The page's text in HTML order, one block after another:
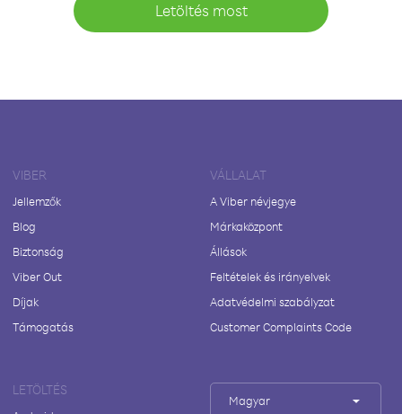
Letöltés most
VIBER
Jellemzők
Blog
Biztonság
Viber Out
Díjak
Támogatás
VÁLLALAT
A Viber névjegye
Márkaközpont
Állások
Feltételek és irányelvek
Adatvédelmi szabályzat
Customer Complaints Code
LETÖLTÉS
Magyar